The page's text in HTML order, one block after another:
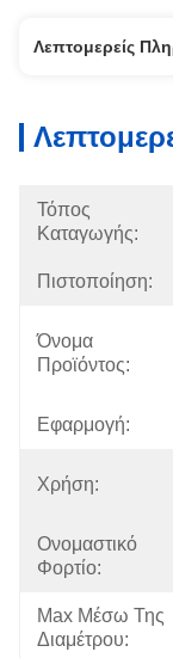
Λεπτομερείς
Τόπος
Καταγωγής:
Πιστοποίηση:
Όνομα
Προϊόντος:
Εφαρμογή:
Χρήση:
Ονομαστικό
Φορτίο:
Max Μέσω Της
Διαμέτρου: